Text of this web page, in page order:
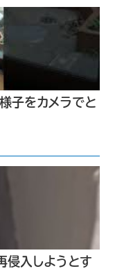
子をカメラでと
侵入しようとす